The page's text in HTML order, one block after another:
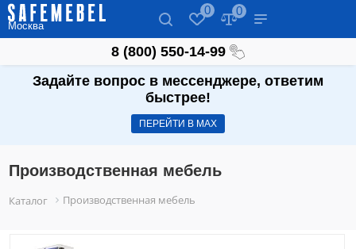
Москва
0 0
8 (800) 550-14-99
Задайте вопрос в мессенджере, ответим
быстрее!
ПЕРЕЙТИ В МАХ
Производственная мебель
Каталог Производственная мебель